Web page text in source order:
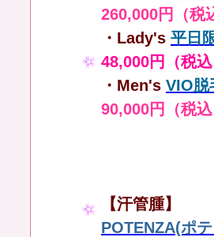
260,000円（税
・Lady's 平日
48,000円（税込
・Men's VIO脱
90,000円（税込
【汗管腫】
POTENZA(ポ